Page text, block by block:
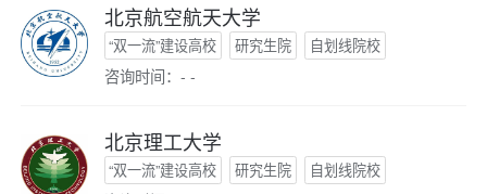
北京航空航天大学
“双一流”建设高校 研究生院 自划线院校
咨询时间：- -
北京理工大学
“双一流”建设高校 研究生院 自划线院校